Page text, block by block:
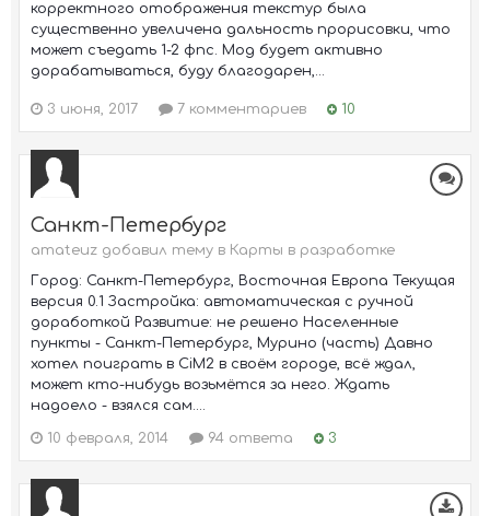
корректного отображения текстур была
существенно увеличена дальность прорисовки, что
может съедать 1-2 фпс. Мод будет активно
дорабатываться, буду благодарен,...
3 июня, 2017 7 комментариев 10
Санкт-Петербург
amateuz добавил тему в Карты в разработке
Город: Санкт-Петербург, Восточная Европа Текущая
версия 0.1 Застройка: автоматическая с ручной
доработкой Развитие: не решено Населенные
пункты - Санкт-Петербург, Мурино (часть) Давно
хотел поиграть в CiM2 в своём городе, всё ждал,
может кто-нибудь возьмётся за него. Ждать
надоело - взялся сам....
10 февраля, 2014 94 ответа 3